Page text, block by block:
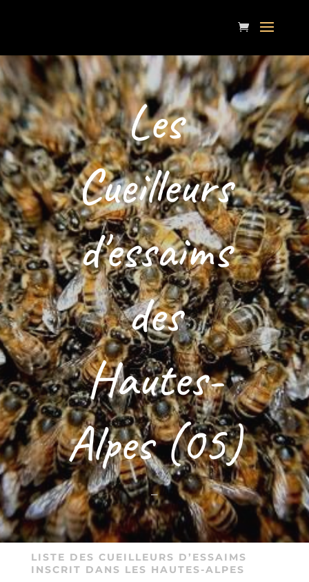
Les
Cueilleurs
d'essaims
des
Hautes-
Alpes (05)
–
LISTE DES CUEILLEURS D’ESSAIMS
INSCRIT DANS LES HAUTES-ALPES